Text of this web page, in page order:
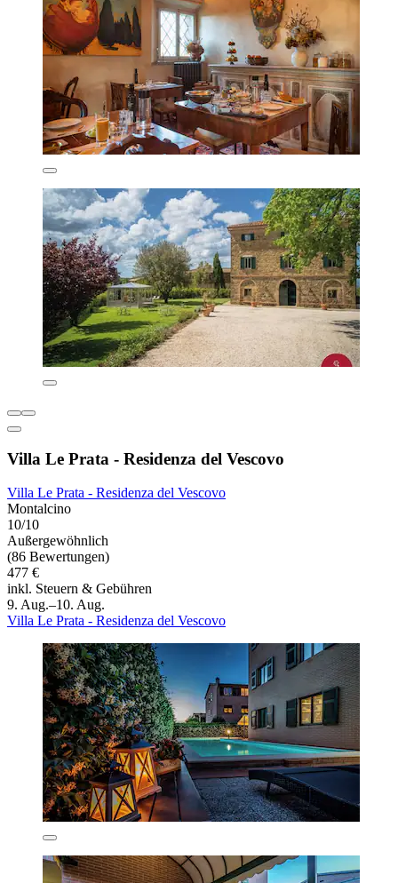
Villa Le Prata - Residenza del Vescovo
Villa Le Prata - Residenza del Vescovo
Montalcino
10/10
Außergewöhnlich
(86 Bewertungen)
477 €
inkl. Steuern & Gebühren
9. Aug.–10. Aug.
Villa Le Prata - Residenza del Vescovo